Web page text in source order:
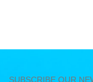
SUBSCRIBE OUR